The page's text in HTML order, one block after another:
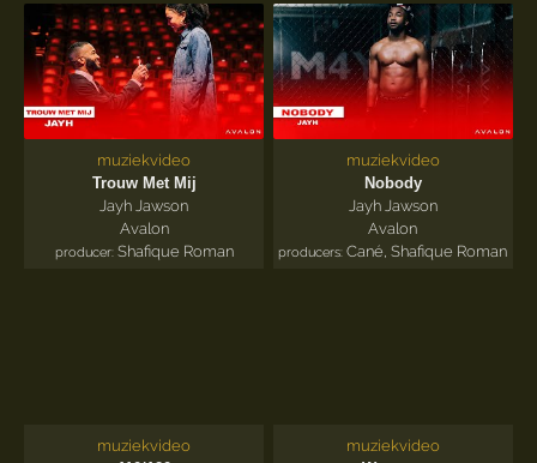
muziekvideo
Trouw Met Mij
Jayh Jawson
Avalon
producer: Shafique Roman
muziekvideo
Nobody
Jayh Jawson
Avalon
producers: Cané ,Shafique Roman
muziekvideo
muziekvideo